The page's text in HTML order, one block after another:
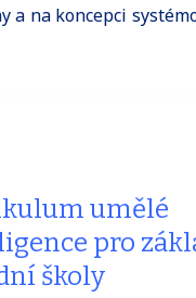
a na koncepci
umělé
pro
školy